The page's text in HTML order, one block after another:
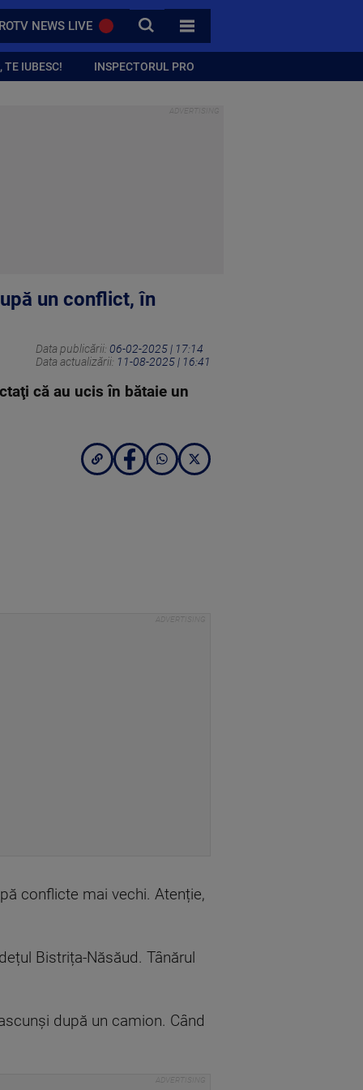
NEWS LIVE CAUTA
TOATE CATEGORIILE
TE IUBESC! INSPECTORUL PRO
un conflict, în
Data publicării: 06-02-2025 | 17:14
Data actualizării: 11-08-2025 | 16:41
că au ucis în bătaie un
conflicte mai vechi. Atenție,
Bistrița-Năsăud. Tânărul
după un camion. Când